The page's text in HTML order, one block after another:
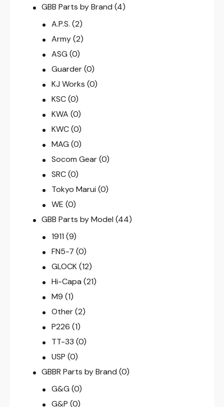
GBB Parts by Brand (4)
A.P.S. (2)
Army (2)
ASG (0)
Guarder (0)
KJ Works (0)
KSC (0)
KWA (0)
KWC (0)
MAG (0)
Socom Gear (0)
SRC (0)
Tokyo Marui (0)
WE (0)
GBB Parts by Model (44)
1911 (9)
FN5-7 (0)
GLOCK (12)
Hi-Capa (21)
M9 (1)
Other (2)
P226 (1)
TT-33 (0)
USP (0)
GBBR Parts by Brand (0)
G&G (0)
G&P (0)